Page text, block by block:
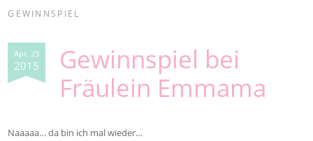
GEWINNSPIEL
Apr. 23
2015
Gewinnspiel bei
Fräulein Emmama
Naaaaa… da bin ich mal wieder…